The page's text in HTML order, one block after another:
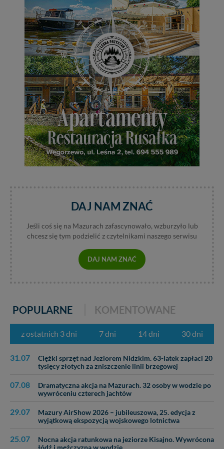
DAJ NAM ZNAĆ
Jeśli coś się na Mazurach zafascynowało, wzburzyło lub
chcesz się tym podzielić z czytelnikami naszego serwisu
DAJ NAM ZNAĆ
POPULARNE KOMENTOWANE
z ostatnich 3 dni 7 dni 14 dni 30 dni
31.07
Ciężki sprzęt nad Jeziorem Nidzkim. 63-latek zapłaci 20
tysięcy złotych za zniszczenie linii brzegowej
07.08
Dramatyczna akcja na Mazurach. 32 osoby w wodzie po
wywróceniu czterech jachtów
29.07
Mazury AirShow 2026 – jubileuszowa, 25. edycja z
wyjątkową ekspozycją wojskowego lotnictwa
25.07
Nocna akcja ratunkowa na jeziorze Kisajno. Wywrócona
tych plików - w pewnych przypadkach nie możemy tego
zrobić za Ciebie.
Dziękujemy, i życzmy miłego odkrywania Mazur na
nowo...